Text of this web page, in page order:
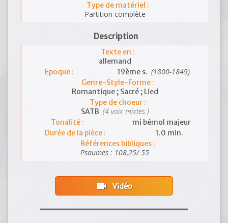
Type de matériel :
Partition complète
Description
Texte en :
allemand
Epoque :
19ème s. (1800-1849)
Genre-Style-Forme :
Romantique ; Sacré ; Lied
Type de choeur :
SATB (4 voix mixtes )
Tonalité :
mi bémol majeur
Durée de la pièce :
1.0 min.
Références bibliques :
Psaumes : 108,25/ 55
videocam Vidéo